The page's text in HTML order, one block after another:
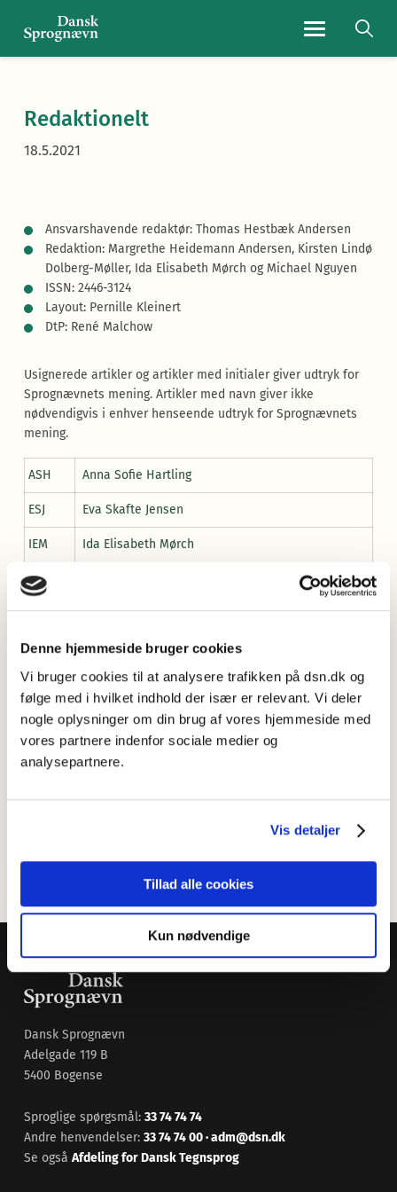
Denne hjemmeside bruger cookies
Vi bruger cookies til at analysere trafikken på dsn.dk og
følge med i hvilket indhold der især er relevant. Vi deler
nogle oplysninger om din brug af vores hjemmeside med
vores partnere indenfor sociale medier og
analysepartnere.
Vis detaljer
Tillad alle cookies
Kun nødvendige
Redaktionelt
18.5.2021
Ansvarshavende redaktør: Thomas Hestbæk Andersen
Redaktion: Margrethe Heidemann Andersen, Kirsten Lindø
Dolberg-Møller, Ida Elisabeth Mørch og Michael Nguyen
ISSN: 2446-3124
Layout: Pernille Kleinert
DtP: René Malchow
Usignerede artikler og artikler med initialer giver udtryk for
Sprognævnets mening. Artikler med navn giver ikke
nødvendigvis i enhver henseende udtryk for Sprognævnets
mening.
ASH Anna Sofie Hartling
ESJ Eva Skafte Jensen
IEM Ida Elisabeth Mørch
JS
KLD Kirsten Lindø Dolberg-Møller
MHA Margrethe Heidemann Andersen
MN Michael Nguyen
MR Marianne Rathje
Følg også Dansk Sprognævn påLinkedInog påFacebook.
Dansk Sprognævn
Adelgade 119 B
5400 Bogense
Sproglige spørgsmål: 33 74 74 74
Andre henvendelser: 33 74 74 00·adm@dsn.dk
Se også Afdeling for Dansk Tegnsprog